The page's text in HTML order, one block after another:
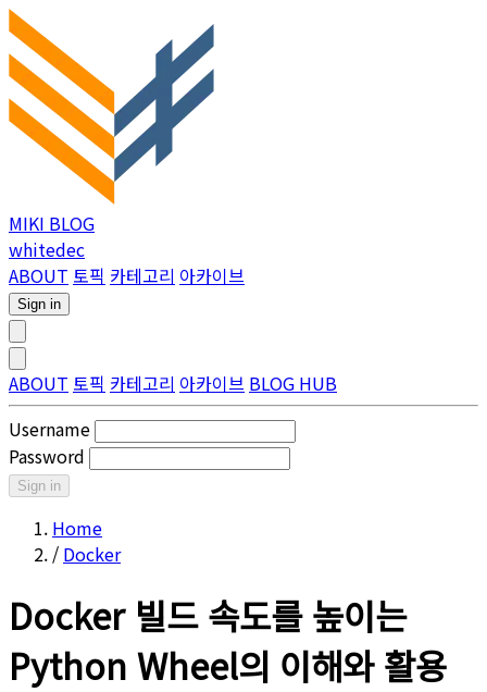
MIKI BLOG
whitedec
ABOUT 토픽 카테고리 아카이브
Sign in
ABOUT 토픽 카테고리 아카이브 BLOG HUB
Username
Password
Sign in
Home
/ Docker
Docker 빌드 속도를 높이는
Python Wheel의 이해와 활용